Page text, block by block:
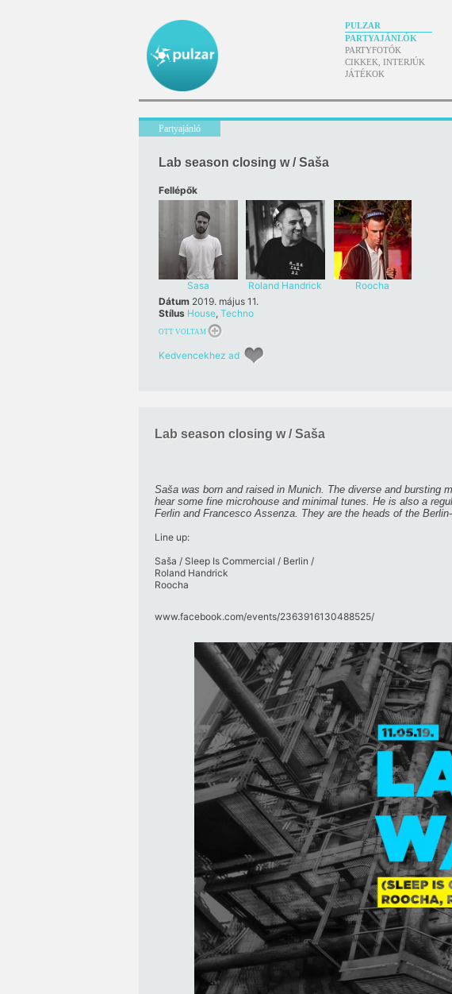
PULZAR
PARTYAJÁNLÓK
PARTYFOTÓK
CIKKEK, INTERJÚK
JÁTÉKOK
Partyajánló
Lab season closing w / Saša
Fellépők
Sasa Roland Handrick
Roocha
Dátum 2019. május 11.
Stílus House, Techno
OTT VOLTAM
Kedvencekhez ad
Lab season closing w / Saša
Saša was born and raised in Munich. The diverse and bursting
hear some fine microhouse and minimal tunes. He is also a
Ferlin and Francesco Assenza. They are the heads of the
Line up:
Saša / Sleep Is Commercial / Berlin /
Roland Handrick
Roocha
www.facebook.com/​events/​2363916130488525/​